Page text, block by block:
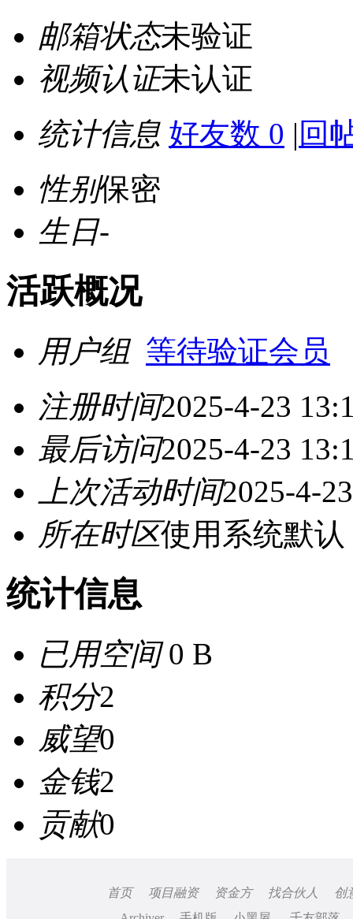
邮箱状态未验证
视频认证未认证
统计信息 好友数 0 | 回
性别保密
生日-
活跃概况
用户组 等待验证会员
注册时间2025-4-23
最后访问2025-4-23
上次活动时间2025-4-
所在时区使用系统默认
统计信息
已用空间0 B
积分2
威望0
金钱2
贡献0
首页 项目融资 资金方 找合伙人
创